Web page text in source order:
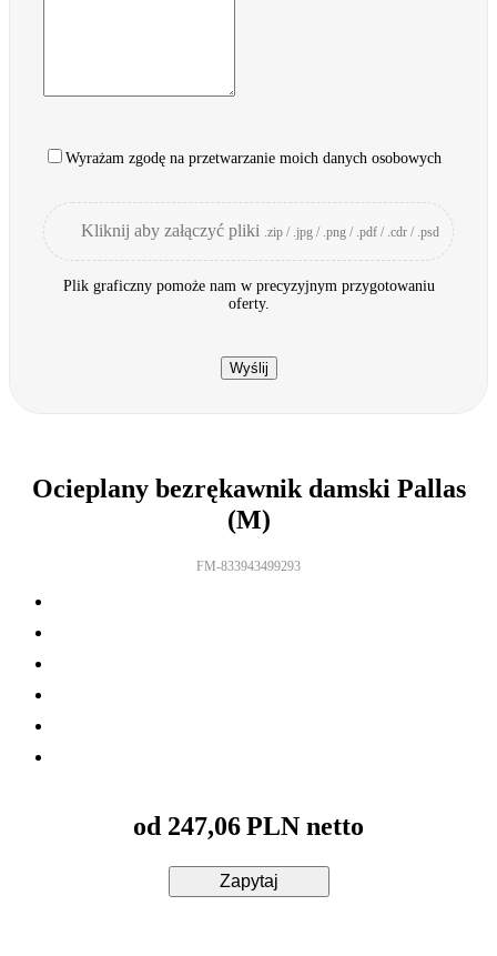
Wyrażam zgodę na przetwarzanie moich danych osobowych
Kliknij aby załączyć pliki .zip / .jpg / .png / .pdf / .cdr / .psd
Plik graficzny pomoże nam w precyzyjnym przygotowaniu
oferty.
Wyślij
Ocieplany bezrękawnik damski Pallas
(M)
FM-833943499293
od 247,06PLN netto
Zapytaj